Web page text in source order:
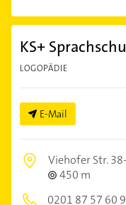
KS+
LOGOPÄDIE
E-Mail
Viehofer Str.
450 m
0201 87 57 60